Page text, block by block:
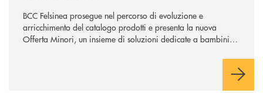
BCC Felsinea prosegue nel percorso di evoluzione e
arricchimento del catalogo prodotti e presenta la nuova
Offerta Minori, un insieme di soluzioni dedicate a bambini e
sviluppo di una relazione consapevole con il denaro, sempre